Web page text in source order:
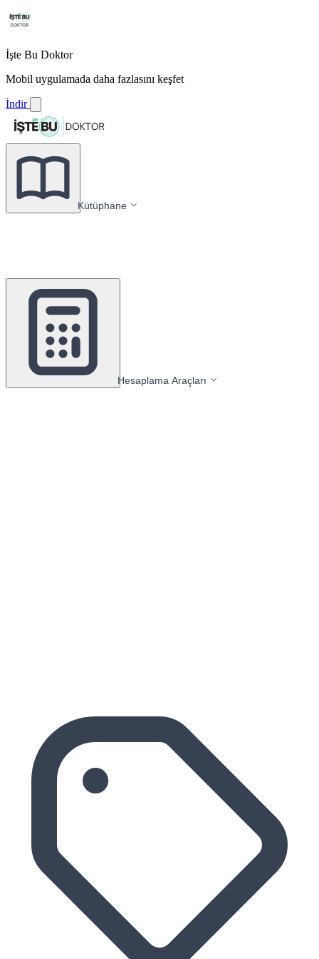
İşte Bu Doktor
Mobil uygulamada daha fazlasını keşfet
İndir
Kütüphane
Hesaplama Araçları